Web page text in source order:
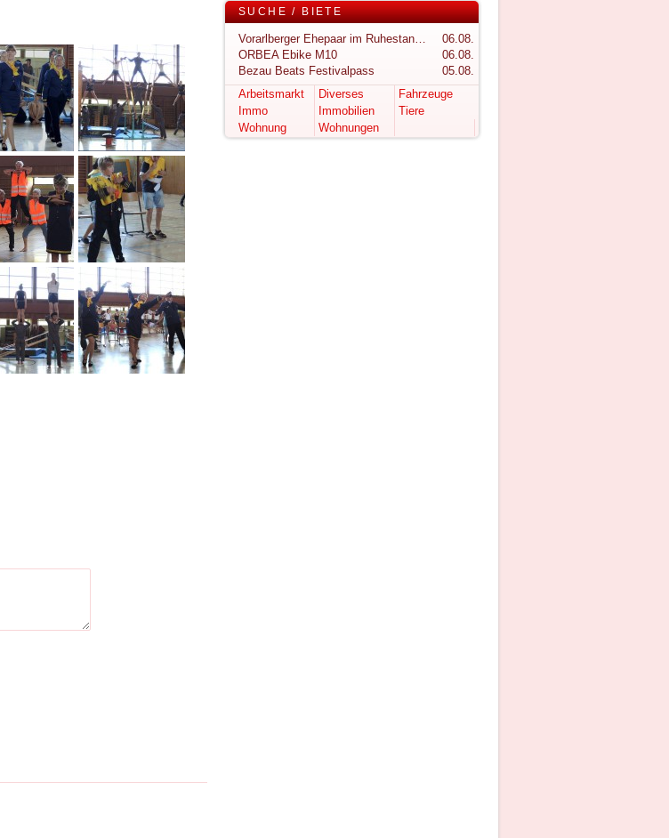
SUCHE / BIETE
Vorarlberger Ehepaar im Ruhestand sucht ruhigen Rückzugsort im Bregenzerwald
06.08.
ORBEA Ebike M10
06.08.
Bezau Beats Festivalpass
05.08.
Arbeitsmarkt
Diverses
Fahrzeuge
Immo
Immobilien
Tiere
Wohnung
Wohnungen